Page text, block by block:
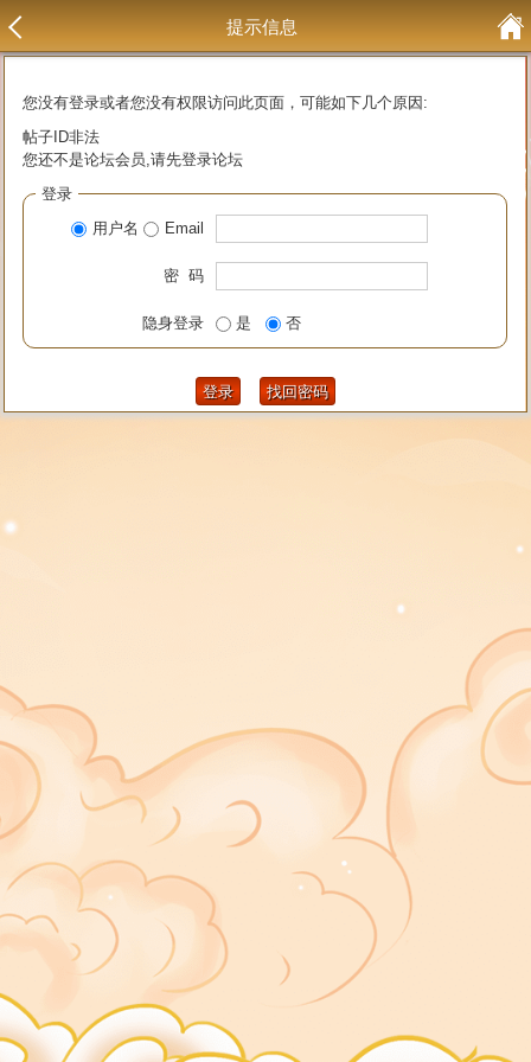
提示信息
您没有登录或者您没有权限访问此页面，可能如下几个原因:
帖子ID非法
您还不是论坛会员,请先登录论坛
登录
用户名
Email
密 码
隐身登录 是 否